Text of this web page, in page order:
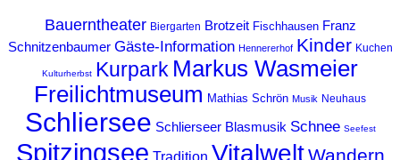
Bauerntheater Biergarten Brotzeit Fischhausen Franz
Schnitzenbaumer Gäste-Information Hennererhof Kinder Kuchen
Kulturherbst Kurpark Markus Wasmeier
Freilichtmuseum Mathias Schrön Musik Neuhaus
Schliersee Schlierseer Blasmusik Schnee Seefest
Spitzingsee Tradition VitalweltWandern